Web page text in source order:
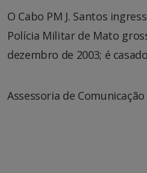
O Cabo PM J. Santos
Polícia Militar de Mato
dezembro de 2003; é
Assessoria de